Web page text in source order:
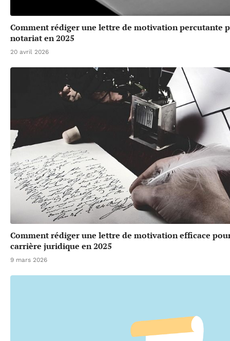
Comment rédiger une lettre de motivation percutante
notariat en 2025
20 avril 2026
Comment rédiger une lettre de motivation efficace
carrière juridique en 2025
9 mars 2026